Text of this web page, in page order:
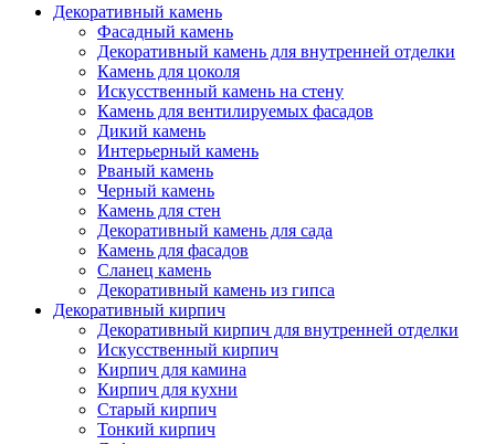
Декоративный камень
Фасадный камень
Декоративный камень для внутренней отделки
Камень для цоколя
Искусственный камень на стену
Камень для вентилируемых фасадов
Дикий камень
Интерьерный камень
Рваный камень
Черный камень
Камень для стен
Декоративный камень для сада
Камень для фасадов
Сланец камень
Декоративный камень из гипса
Декоративный кирпич
Декоративный кирпич для внутренней отделки
Искусственный кирпич
Кирпич для камина
Кирпич для кухни
Старый кирпич
Тонкий кирпич